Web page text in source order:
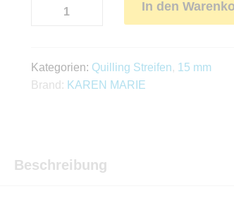
mm
verde
In den
Kategorien: Quilling Streifen, 15 mm
Brand: KAREN MARIE
Beschreibung